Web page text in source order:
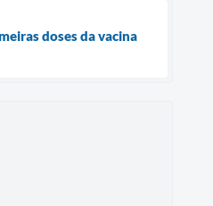
doses da vacina